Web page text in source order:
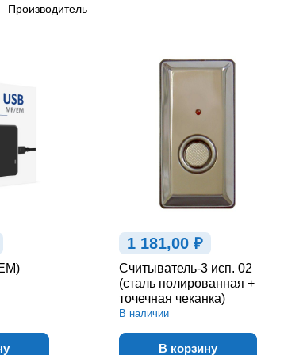
Считыватели «Эра»
Производитель
1 181,00 ₽
Считыватель-3 исп. 02
(сталь полированная +
точечная чеканка)
В наличии
В корзину